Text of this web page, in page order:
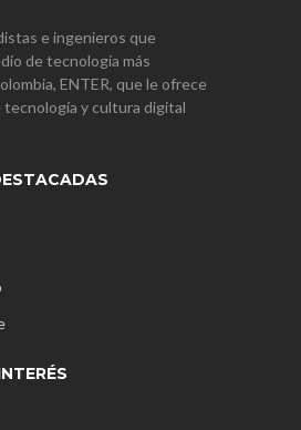
e ingenieros que
de tecnología más
ENTER, que le ofrece
y cultura digital